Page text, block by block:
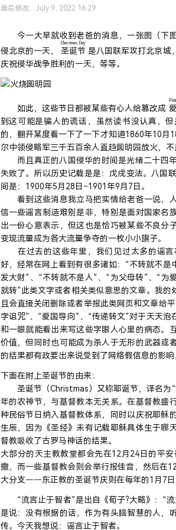
最后修改：July 9, 2022 16:29
今一大早就收到老爸的消息，一张图（下
侵北京的一天，
圣诞节
Christmas Day
是八国联军攻打北京城
庆祝侵华战争胜利的一天，等等。
如此，这些节日都被某些有心人给篡改成
到这可能是骗人的谎话，虽然读书没认真，
的，翻开某度看一下了一下才知道1860年10月
尔中领侵略军三千五百余人直趋圆明园放火，不
而且真正的八国侵华的时间是光绪二十四
失败了。所以历史记载是是：戊戌变法。八国
间是：1900年5月28日–1901年9月7日。
看到这些消息我立马把实情给老爸一说，
信一些谣言制造难别是非，特别是面对国家名
出一份心意表示，但这也是恰巧被某些不良分
变现流量成为各大流量争夺的一枚小小旗子。
在过去的这些年里，我们见过太多的谣言
好，经常在网上看到有很多诸如：“不转就不是
发大财”、“不转就不是人”、“为父母转”、“为
就转”此类文字或者相关类似意思的文章。我的
且会直接关闭删除或者举报此类网页和文章给
字诅咒”、“爱国导向”、“传递转文”对于天天泡
和一眼就能看出来写这些字眼人心里的病态。
价值，但同时也可能成为杀人于无形的武器或
的结果都有政要出来说受到了网络假信息的影响
下面在附上圣诞节的由来：
圣诞节（Christmas）又称耶诞节，译名为“
年的农神节，与基督教本无关系。在基督教盛
种民俗节日纳入基督教体系，同时以庆祝耶稣
生辰，因为《圣经》未有记载耶稣具体生于哪
督教吸收了古罗马神话的结果。
大部分的天主教教堂都会先在12月24日的平
撒，而一些基督教会则会举行报佳音，然后在
大分支——东正教的圣诞节庆则在每年的1月7日
“流言止于智者”是出自《荀子?大略》：“流
是说：没有根据的话，作为有头脑智慧的人，
传。今天我想说：谣言止于智者。